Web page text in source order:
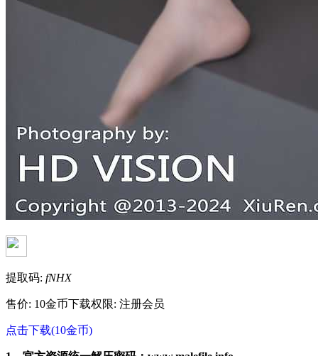
提取码: fNHX
售价: 10金币下载权限: 注册会员
点击下载(10金币)